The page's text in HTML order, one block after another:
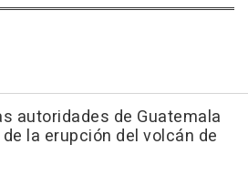
autoridades de Guatemala
la erupción del volcán de